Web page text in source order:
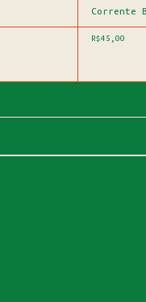
Corrente
R$45,00